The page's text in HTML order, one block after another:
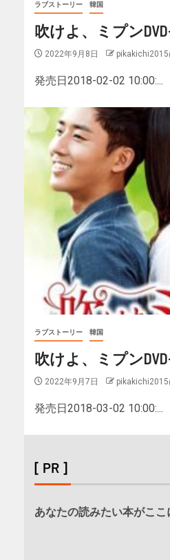
ラブストーリー 韓国
吹けよ、ミプン
2022年9月8日
発売日2018-02-02 10:00:...
ラブストーリー 韓国
吹けよ、ミプン
2022年9月7日
発売日2018-03-02 10:00:...
[ PR ]
あなたの読みたい本がここ